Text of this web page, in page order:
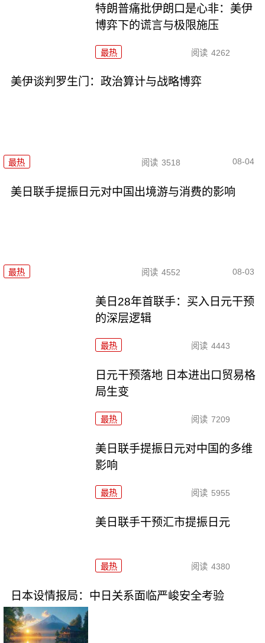
特朗普痛批伊朗口是心非：美伊
博弈下的谎言与极限施压
最热 阅读 4262
美伊谈判罗生门：政治算计与战略博弈
最热 阅读 3518 08-04
美日联手提振日元对中国出境游与消费的影响
最热 阅读 4552 08-03
美日28年首联手：买入日元干预
的深层逻辑
最热 阅读 4443
日元干预落地 日本进出口贸易格
局生变
最热 阅读 7209
美日联手提振日元对中国的多维
影响
最热 阅读 5955
美日联手干预汇市提振日元
最热 阅读 4380
日本设情报局：中日关系面临严峻安全考验